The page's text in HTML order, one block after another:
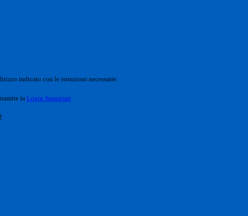
indicato con le istruzioni necessarie.
la Login Spaggiari